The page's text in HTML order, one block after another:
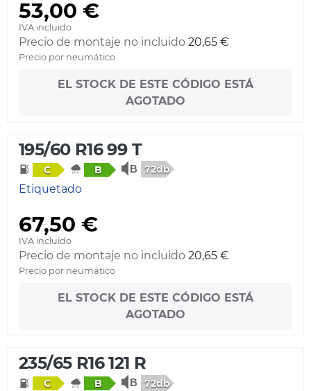
53,00 €
IVA incluido
Precio de montaje no incluido 20,65 €
Precio por neumático
EL STOCK DE ESTE CÓDIGO ESTÁ
AGOTADO
195/60 R16 99 T
C B 72db
Etiquetado
67,50 €
IVA incluido
Precio de montaje no incluido 20,65 €
Precio por neumático
EL STOCK DE ESTE CÓDIGO ESTÁ
AGOTADO
235/65 R16 121 R
C B 72db